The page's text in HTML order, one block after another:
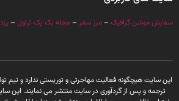
سفارش موشن گرافیک – مرز سفر – مجله بک پک تراول –
این سایت هیچگونه فعالیت مهاجرتی و توریستی ندارد و تیم
ترجمه و پس از گردآوری در سایت منتشر می نمایند. این